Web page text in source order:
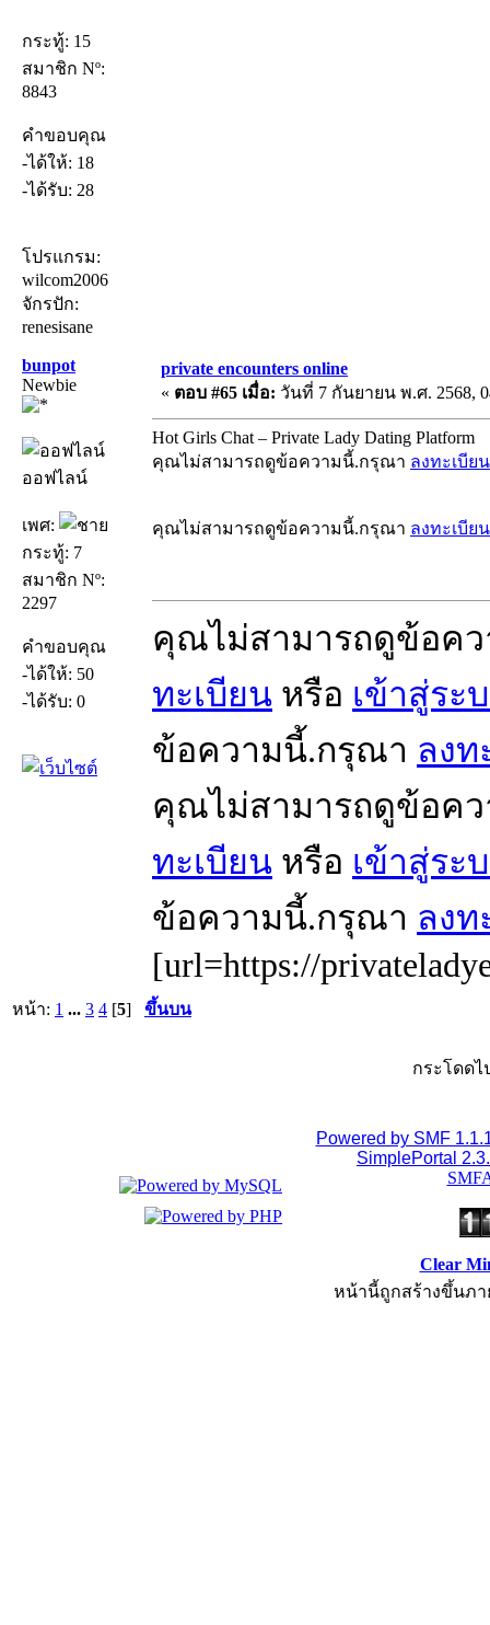
กระทู้: 15
สมาชิก Nº:
8843
คำขอบคุณ
-ได้ให้: 18
-ได้รับ: 28
โปรแกรม:
wilcom2006
จักรปัก:
renesisane
bunpot
Newbie
ออฟไลน์
เพศ:
กระทู้: 7
สมาชิก Nº:
2297
คำขอบคุณ
-ได้ให้: 50
-ได้รับ: 0
private encounters online
« ตอบ #65 เมื่อ: วันที่ 7 กันยายน พ.ศ. 2568,
Hot Girls Chat – Private Lady Dating Platform
คุณไม่สามารถดูข้อความนี้.กรุณา ลงทะเบียน
คุณไม่สามารถดูข้อความนี้.กรุณา ลงทะเบียน
คุณไม่สามารถดูข้อค
ทะเบียน หรือ เข้าสู่ระ
ข้อความนี้.กรุณา ลงท
คุณไม่สามารถดูข้อค
ทะเบียน หรือ เข้าสู่ระ
ข้อความนี้.กรุณา ลงท
[url=https://
หน้า: 1 ... 3 4 [5] ขึ้นบน
กระโดดไ
Powered by SMF
SimplePortal
Clear
หน้านี้ถูกสร้างขึ้นภา